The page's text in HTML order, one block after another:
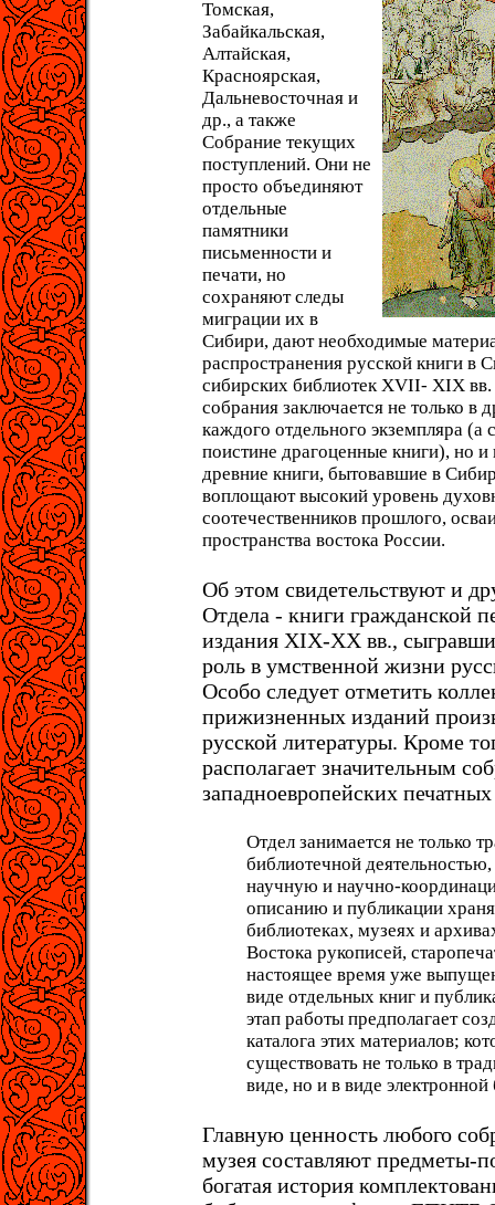
Томская,
Забайкальская,
Алтайская,
Красноярская,
Дальневосточная и
др., а также
Собрание текущих
поступлений. Они не
просто объединяют
отдельные
памятники
письменности и
печати, но
сохраняют следы
миграции их в
Сибири, дают необходимые
распространения русской книги в
сибирских библиотек XVII- XIX вв.
собрания заключается не только в
каждого отдельного экземпляра (а
поистине драгоценные книги), но и
древние книги, бытовавшие в
воплощают высокий уровень
соотечественников прошлого,
пространства востока России.
Об этом свидетельствуют и
Отдела - книги гражданской
издания XIX-XX вв.,
роль в умственной жизни
Особо следует отметить
прижизненных изданий
русской литературы. Кроме
располагает значительным
западноевропейских
Отдел занимается не только
библиотечной
научную и научно-
описанию и публикации
библиотеках, музеях и
Востока рукописей,
настоящее время уже
виде отдельных книг и
этап работы предполагает
каталога этих материалов;
существовать не только в
виде, но и в виде
Главную ценность любого
музея составляют предметы-
богатая история